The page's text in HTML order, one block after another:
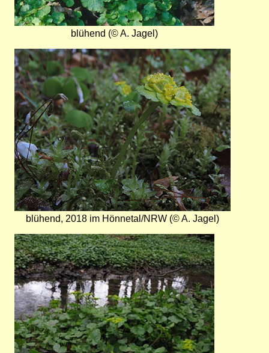
blühend (© A. Jagel)
Bild
blühend, 2018 im Hönnetal/NRW (© A. Jagel)
Bild